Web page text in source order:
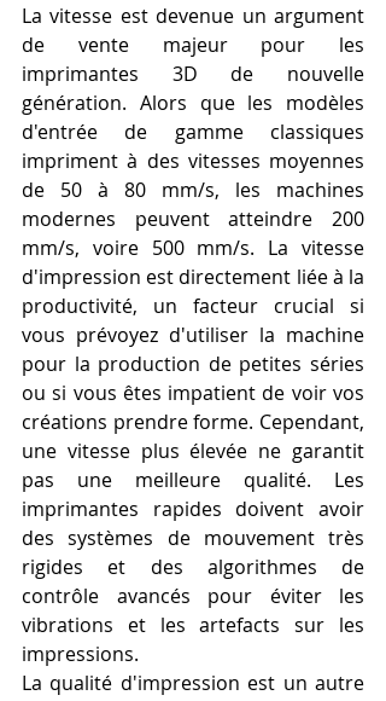
La vitesse est devenue un argument
de vente majeur pour les
imprimantes 3D de nouvelle
génération. Alors que les modèles
d'entrée de gamme classiques
impriment à des vitesses moyennes
de 50 à 80 mm/s, les machines
modernes peuvent atteindre 200
mm/s, voire 500 mm/s. La vitesse
d'impression est directement liée à la
productivité, un facteur crucial si
vous prévoyez d'utiliser la machine
pour la production de petites séries
ou si vous êtes impatient de voir vos
créations prendre forme. Cependant,
une vitesse plus élevée ne garantit
pas une meilleure qualité. Les
imprimantes rapides doivent avoir
des systèmes de mouvement très
rigides et des algorithmes de
contrôle avancés pour éviter les
vibrations et les artefacts sur les
impressions.
La qualité d'impression est un autre